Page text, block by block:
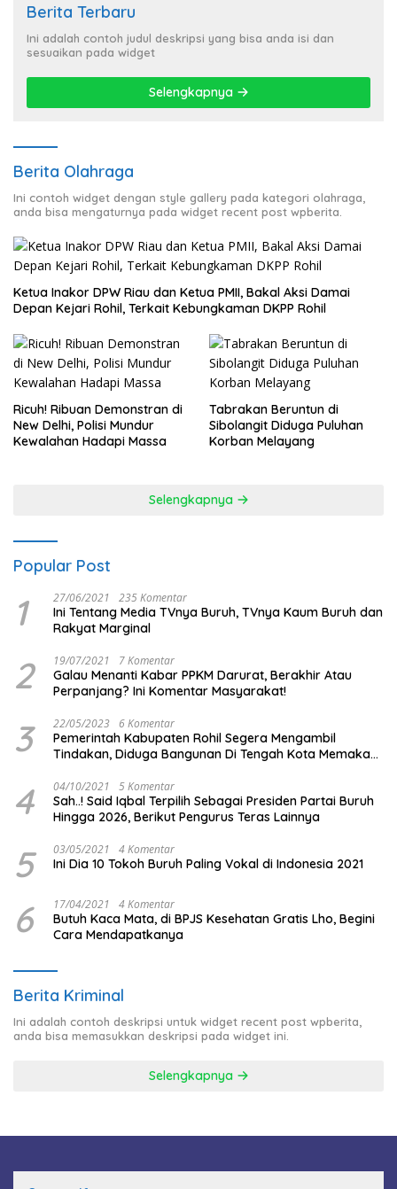
Berita Terbaru
Ini adalah contoh judul deskripsi yang bisa anda isi dan
sesuaikan pada widget
Selengkapnya
Berita Olahraga
Ini contoh widget dengan style gallery pada kategori olahraga,
anda bisa mengaturnya pada widget recent post wpberita.
Ketua Inakor DPW Riau dan Ketua PMII, Bakal Aksi Damai
Depan Kejari Rohil, Terkait Kebungkaman DKPP Rohil
Ricuh! Ribuan Demonstran di
New Delhi, Polisi Mundur
Kewalahan Hadapi Massa
Tabrakan Beruntun di
Sibolangit Diduga Puluhan
Korban Melayang
Selengkapnya
Popular Post
1 27/06/2021 235 Komentar
Ini Tentang Media TVnya Buruh, TVnya Kaum Buruh dan
Rakyat Marginal
2 19/07/2021 7 Komentar
Galau Menanti Kabar PPKM Darurat, Berakhir Atau
Perpanjang? Ini Komentar Masyarakat!
3 22/05/2023 6 Komentar
Pemerintah Kabupaten Rohil Segera Mengambil
Tindakan, Diduga Bangunan Di Tengah Kota Memakan
4 04/10/2021 5 Komentar
Sah..! Said Iqbal Terpilih Sebagai Presiden Partai Buruh
Hingga 2026, Berikut Pengurus Teras Lainnya
5 03/05/2021 4 Komentar
Ini Dia 10 Tokoh Buruh Paling Vokal di Indonesia 2021
6 17/04/2021 4 Komentar
Butuh Kaca Mata, di BPJS Kesehatan Gratis Lho, Begini
Cara Mendapatkanya
Berita Kriminal
Ini adalah contoh deskripsi untuk widget recent post wpberita,
anda bisa memasukkan deskripsi pada widget ini.
Selengkapnya